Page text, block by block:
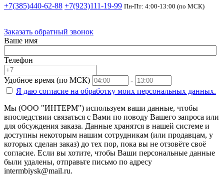
+7(385)440-62-88 +7(923)111-19-99 Пн-Пт: 4:00-13:00 (по МСК)
Заказать обратный звонок
Ваше имя
Телефон
Удобное время (по МСК)
-
Я даю согласие на обработку моих персональных данных.
Мы (ООО "ИНТЕРМ") используем ваши данные, чтобы
впоследствии связаться с Вами по поводу Вашего запроса или
для обсуждения заказа. Данные хранятся в нашей системе и
доступны некоторым нашим сотрудникам (или продавцам, у
которых сделан заказ) до тех пор, пока вы не отзовёте своё
согласие. Если вы хотите, чтобы Ваши персональные данные
были удалены, отправьте письмо по адресу
intermbiysk@mail.ru.